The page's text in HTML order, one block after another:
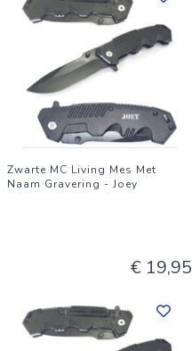
Zwarte MC Living Mes Met
Naam Gravering - Joey
€ 19,95